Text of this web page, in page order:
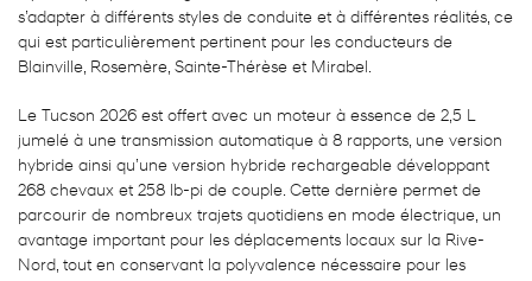
s’adapter à différents styles de conduite et à différentes réalités, ce
qui est particulièrement pertinent pour les conducteurs de
Blainville, Rosemère, Sainte-Thérèse et Mirabel.
Le Tucson 2026 est offert avec un moteur à essence de 2,5 L
jumelé à une transmission automatique à 8 rapports, une version
hybride ainsi qu’une version hybride rechargeable développant
268 chevaux et 258 lb-pi de couple. Cette dernière permet de
parcourir de nombreux trajets quotidiens en mode électrique, un
avantage important pour les déplacements locaux sur la Rive-
Nord, tout en conservant la polyvalence nécessaire pour les